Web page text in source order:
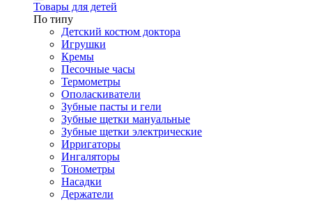
Товары для детей
По типу
Детский костюм доктора
Игрушки
Кремы
Песочные часы
Термометры
Ополаскиватели
Зубные пасты и гели
Зубные щетки мануальные
Зубные щетки электрические
Ирригаторы
Ингаляторы
Тонометры
Насадки
Держатели